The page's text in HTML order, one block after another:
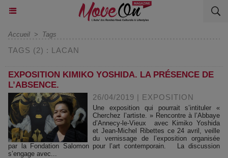
Accueil > Tags
TAGS (2) : LACAN
EXPOSITION KIMIKO YOSHIDA. LA PRÉSENCE DE
L’ABSENCE.
26/04/2019 | EXPOSITION
Une exposition qui pourrait s’intituler «
Cherchez l’artiste. » Rencontre à l’Abbaye
d’Annecy-le-Vieux avec Kimiko Yoshida
et Jean-Michel Ribettes ce 24 avril, veille
du vernissage de l’exposition organisée
par la Fondation Salomon pour l’art contemporain. La discussion
s’engage avec...